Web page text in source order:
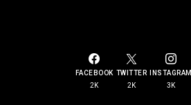
FACEBOOK
2K
TWITTER
2K
INSTAGRAM
3K